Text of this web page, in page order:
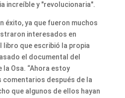
increíble y "revolucionaria".
éxito, ya que fueron muchos
interesados en
libro que escribió la propia
el documental del
Osa. “Ahora estoy
comentarios después de la
que algunos de ellos hayan